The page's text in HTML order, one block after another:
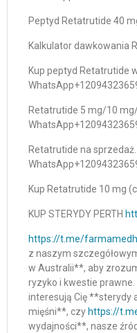
Peptyd Retatrutide 40
Kalkulator dawkowania
Kup peptyd Retatrutide
Retatrutide 5 mg/10
Retatrutide na sprzedaż.
Kup Retatrutide 10 mg
KUP STERYDY PERTH
https://t.me/
z naszym
w Australii**, aby
ryzyko i kwestie
interesują Cię
mięśni**, czy https://
wydajności**, nasze